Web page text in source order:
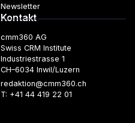
Newsletter
Kontakt
cmm360 AG
Swiss CRM Institute
Industriestrasse 1
CH–6034 Inwil/Luzern
redaktion@cmm360.ch
T: +41 44 419 22 01